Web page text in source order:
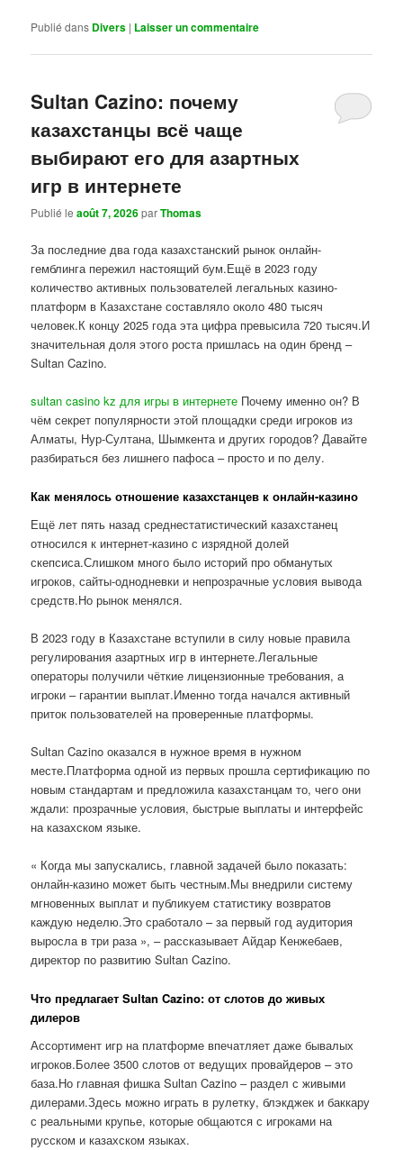
Publié dans Divers | Laisser un commentaire
Sultan Cazino: почему
казахстанцы всё чаще
выбирают его для азартных
игр в интернете
Publié leaoût 7, 2026parThomas
За последние два года казахстанский рынок онлайн-
гемблинга пережил настоящий бум.Ещё в 2023 году
количество активных пользователей легальных казино-
платформ в Казахстане составляло около 480 тысяч
человек.К концу 2025 года эта цифра превысила 720 тысяч.И
значительная доля этого роста пришлась на один бренд –
Sultan Cazino.
sultan casino kz для игры в интернете Почему именно он? В
чём секрет популярности этой площадки среди игроков из
Алматы, Нур-Султана, Шымкента и других городов? Давайте
разбираться без лишнего пафоса – просто и по делу.
Как менялось отношение казахстанцев к онлайн-казино
Ещё лет пять назад среднестатистический казахстанец
относился к интернет-казино с изрядной долей
скепсиса.Слишком много было историй про обманутых
игроков, сайты-однодневки и непрозрачные условия вывода
средств.Но рынок менялся.
В 2023 году в Казахстане вступили в силу новые правила
регулирования азартных игр в интернете.Легальные
операторы получили чёткие лицензионные требования, а
игроки – гарантии выплат.Именно тогда начался активный
приток пользователей на проверенные платформы.
Sultan Cazino оказался в нужное время в нужном
месте.Платформа одной из первых прошла сертификацию по
новым стандартам и предложила казахстанцам то, чего они
ждали: прозрачные условия, быстрые выплаты и интерфейс
на казахском языке.
« Когда мы запускались, главной задачей было показать:
онлайн-казино может быть честным.Мы внедрили систему
мгновенных выплат и публикуем статистику возвратов
каждую неделю.Это сработало – за первый год аудитория
выросла в три раза », – рассказывает Айдар Кенжебаев,
директор по развитию Sultan Cazino.
Что предлагает Sultan Cazino: от слотов до живых
дилеров
Ассортимент игр на платформе впечатляет даже бывалых
игроков.Более 3500 слотов от ведущих провайдеров – это
база.Но главная фишка Sultan Cazino – раздел с живыми
дилерами.Здесь можно играть в рулетку, блэкджек и баккару
с реальными крупье, которые общаются с игроками на
русском и казахском языках.